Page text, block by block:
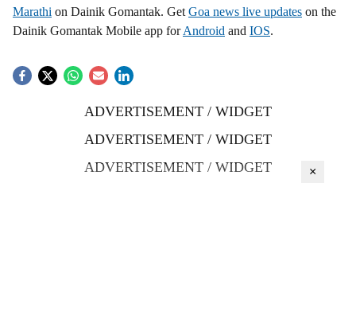
Marathi on Dainik Gomantak. Get Goa news live updates on the
Dainik Gomantak Mobile app forAndroid and IOS.
ADVERTISEMENT / WIDGET
ADVERTISEMENT / WIDGET
ADVERTISEMENT / WIDGET
×